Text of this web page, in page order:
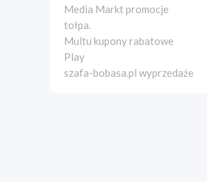
Media Markt promocje
tołpa.
Multu kupony rabatowe
Play
szafa-bobasa.pl wyprzedaże